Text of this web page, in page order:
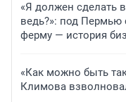
«Я должен сделать
ведь?»: под Пермью
ферму — история
«Как можно быть
Климова